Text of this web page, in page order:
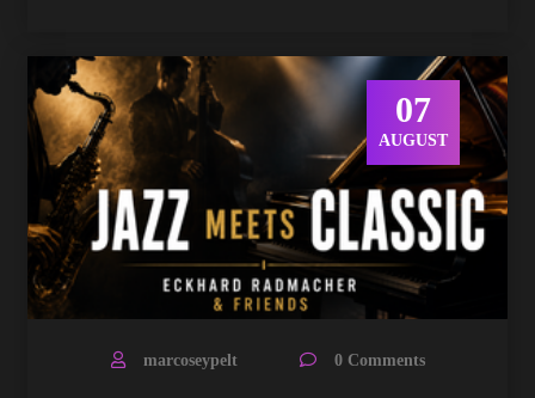
07
AUGUST
marcoseypelt 0 Comments